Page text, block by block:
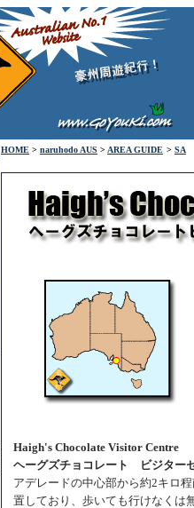
HOME > naruhodo AUS > AREA GUIDE > SA
Haigh's Chocolate Visitor Centre
ヘーグズチョコレート ビジター
アデレードの中心部から約2キロ
置しており、歩いても行けなくは